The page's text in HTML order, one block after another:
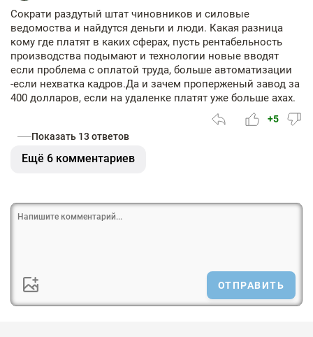
Сократи раздутый штат чиновников и силовые
ведомоства и найдутся деньги и люди. Какая разница
кому где платят в каких сферах, пусть рентабельность
производства подымают и технологии новые вводят
если проблема с оплатой труда, больше автоматизации
-если нехватка кадров.Да и зачем проперженый завод за
400 долларов, если на удаленке платят уже больше ахах.
+5
Показать 13 ответов
Ещё 6 комментариев
ОТПРАВИТЬ